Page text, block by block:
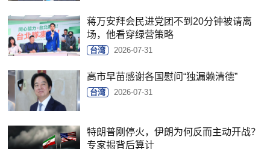
蒋万安拜会民进党团不到20分钟被请离
场，他看穿绿营策略
台湾 2026-07-31
高市早苗感谢各国慰问“独漏赖清德”
台湾 2026-07-31
特朗普刚停火，伊朗为何反而主动开战？
专家揭背后算计